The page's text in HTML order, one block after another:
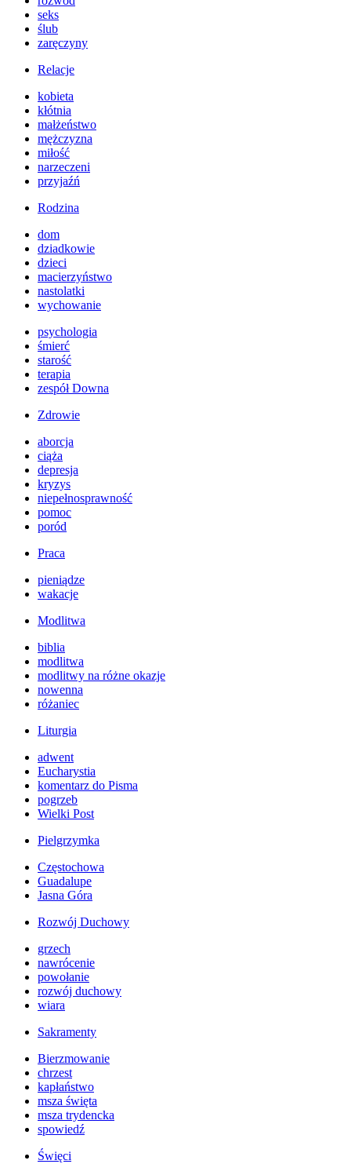
seks
ślub
zaręczyny
Relacje
kobieta
kłótnia
małżeństwo
mężczyzna
miłość
narzeczeni
przyjaźń
Rodzina
dom
dziadkowie
dzieci
macierzyństwo
nastolatki
wychowanie
psychologia
śmierć
starość
terapia
zespół Downa
Zdrowie
aborcja
ciąża
depresja
kryzys
niepełnosprawność
pomoc
poród
Praca
pieniądze
wakacje
Modlitwa
biblia
modlitwa
modlitwy na różne okazje
nowenna
różaniec
Liturgia
adwent
Eucharystia
komentarz do Pisma
pogrzeb
Wielki Post
Pielgrzymka
Częstochowa
Guadalupe
Jasna Góra
Rozwój Duchowy
grzech
nawrócenie
powołanie
rozwój duchowy
wiara
Sakramenty
Bierzmowanie
chrzest
kapłaństwo
msza święta
msza trydencka
spowiedź
Święci